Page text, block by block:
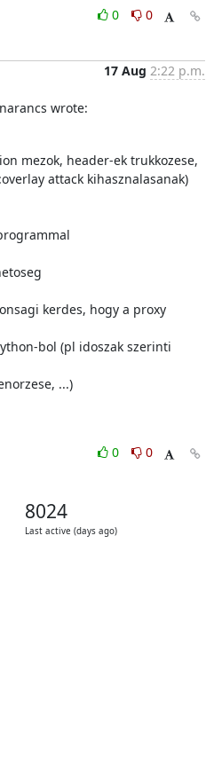
0
0
17 Aug 2:22 p.m.
wrote:
mezok, header-ek trukkozese,
attack kihasznalasanak)
kerdes, hogy a proxy
bol (pl idoszak szerinti
...)
0
0
8024
Last active (days ago)